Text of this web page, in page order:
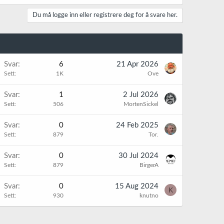
Du må logge inn eller registrere deg for å svare her.
Svar 6
Sett 1K
21 Apr 2026
Ove
Svar 1
Sett 506
2 Jul 2026
MortenSickel
Svar 0
Sett 879
24 Feb 2025
Tor.
Svar 0
Sett 879
30 Jul 2024
BirgerA
Svar 0
Sett 930
15 Aug 2024
knutno
K